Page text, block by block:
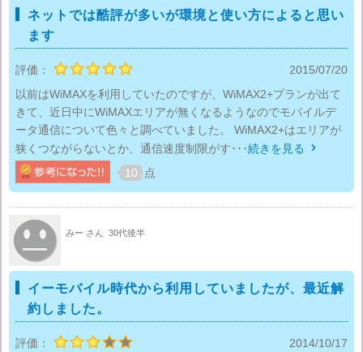
ネットでは酷評が多いが環境と使い方によると思い
ます
評価：
2015/07/20
以前はWiMAXを利用していたのですが、WiMAX2+プランが出て
きて、近日中にWiMAXエリアが無くなるようなのでモバイルデ
ータ通信について色々と調べていました。 WiMAX2+はエリアが
狭くつながらないとか、通信速度制限がす･･･続きを見る 
10 点
みー さん 30代後半
イーモバイル時代から利用していましたが、最近解
約しました。
評価：
2014/10/17